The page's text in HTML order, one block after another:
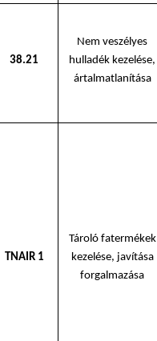
38.21
Nem veszélyes
hulladék kezelése,
ártalmatlanítása
TNAIR 1
Tároló fatermékek
kezelése, javítása
forgalmazása